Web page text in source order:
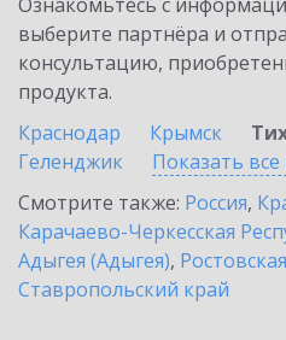
выберите партнёра и
консультацию,
продукта.
Краснодар
Крымск
Геленджик
Показать
Смотрите также: Россия,
Карачаево-Черкесская
Адыгея (Адыгея),
Ставропольский край